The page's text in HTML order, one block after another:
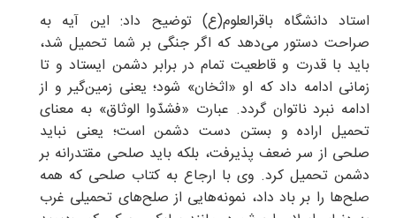
استاد دانشگاه باقرالعلوم(ع) توضیح داد: این آیه به
صراحت دستور می‌دهد که اگر جنگی بر شما تحمیل شد،
باید با قدرت و قاطعیت تمام در برابر دشمن ایستاد و تا
زمانی ادامه داد که او «اثخان» شود؛ یعنی زمین‌گیر و از
ادامه نبرد ناتوان گردد. عبارت «فشدّوا الوثاق» به معنای
تحمیل اراده و بستن دست دشمن است؛ یعنی نباید
صلحی از سر ضعف پذیرفت، بلکه باید صلحی مقتدرانه بر
دشمن تحمیل کرد. وی با ارجاع به کتاب صلحی که همه
صلح‌ها را بر باد داد، نمونه‌هایی از صلح‌های تحمیلی غرب